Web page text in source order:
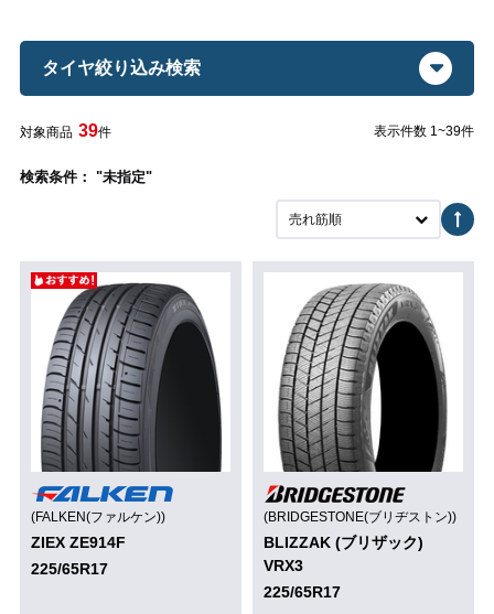
タイヤ絞り込み検索
対象商品 39件 表示件数 1~39件
検索条件： "未指定"
売れ筋順
(FALKEN(ファルケン))
ZIEX ZE914F
225/65R17
(BRIDGESTONE(ブリヂストン))
BLIZZAK (ブリザック)
VRX3
225/65R17